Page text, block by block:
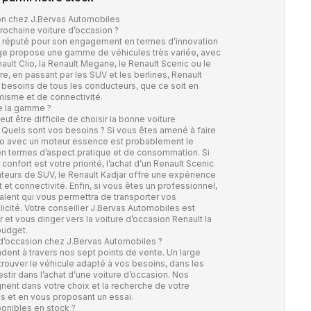
chez J.Bervas Automobiles
voiture d’occasion ?
pour son engagement en termes d’innovation
propose une gamme de véhicules très variée, avec
Clio, la Renault Megane, le Renault Scenic ou le
en passant par les SUV et les berlines, Renault
de tous les conducteurs, que ce soit en
et de connectivité.
la gamme ?
être difficile de choisir la bonne voiture
sont vos besoins ? Si vous êtes amené à faire
avec un moteur essence est probablement le
termes d’aspect pratique et de consommation. Si
est votre priorité, l’achat d’un Renault Scenic
de SUV, le Renault Kadjar offre une expérience
connectivité. Enfin, si vous êtes un professionnel,
qui vous permettra de transporter vos
Votre conseiller J.Bervas Automobiles est
vous diriger vers la voiture d’occasion Renault la
chez J.Bervas Automobiles ?
à travers nos sept points de vente. Un large
le véhicule adapté à vos besoins, dans les
dans l’achat d’une voiture d’occasion. Nos
dans votre choix et la recherche de votre
et en vous proposant un essai.
en stock ?